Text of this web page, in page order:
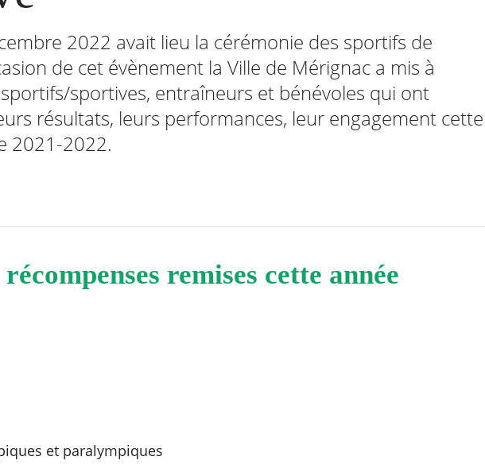
2022 avait lieu la cérémonie des sportifs de
de cet évènement la Ville de Mérignac a mis à
sportifs/sportives, entraîneurs et bénévoles qui ont
résultats, leurs performances, leur engagement cette
2021-2022.
remises cette année
et paralympiques